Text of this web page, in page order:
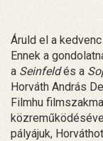
Áruld el a
Ennek a
a Seinfeldés a
Horváth András
Filmhu
pályájuk,